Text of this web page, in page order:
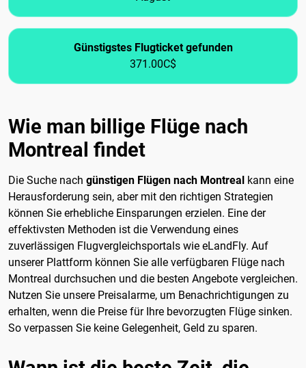
Günstigstes Flugticket gefunden
371.00C$
Wie man billige Flüge nach
Montreal findet
Die Suche nach günstigen Flügen nach Montreal kann eine
Herausforderung sein, aber mit den richtigen Strategien
können Sie erhebliche Einsparungen erzielen. Eine der
effektivsten Methoden ist die Verwendung eines
zuverlässigen Flugvergleichsportals wie eLandFly. Auf
unserer Plattform können Sie alle verfügbaren Flüge nach
Montreal durchsuchen und die besten Angebote vergleichen.
Nutzen Sie unsere Preisalarme, um Benachrichtigungen zu
erhalten, wenn die Preise für Ihre bevorzugten Flüge sinken.
So verpassen Sie keine Gelegenheit, Geld zu sparen.